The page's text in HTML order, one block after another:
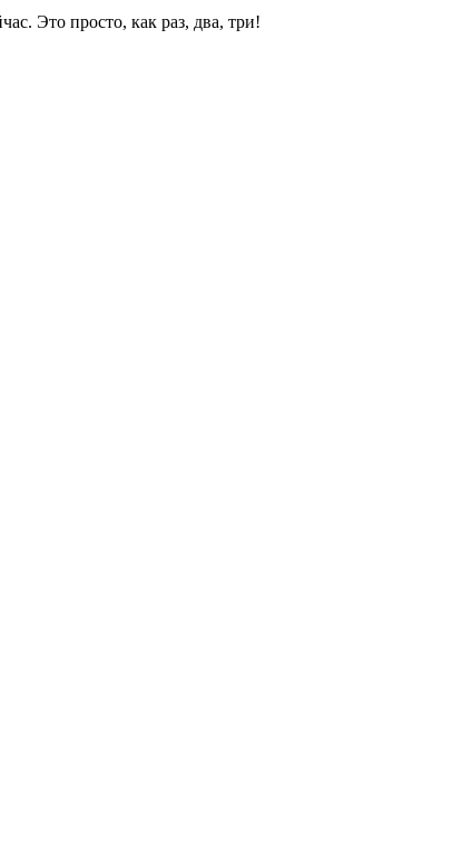
Это просто, как раз, два, три!